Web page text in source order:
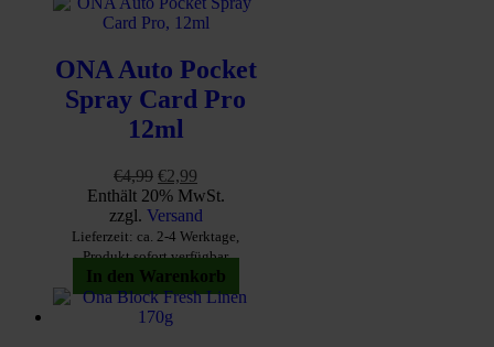
ONA Auto Pocket
Spray Card Pro
12ml
€4,99 Ursprünglicher
Preis
war:
€4,99
€2,99
Preis
ist:
€2,99.
Enthält 20% MwSt.
zzgl. Versand
Lieferzeit: ca. 2-4 Werktage,
Produkt sofort verfügbar
In den Warenkorb